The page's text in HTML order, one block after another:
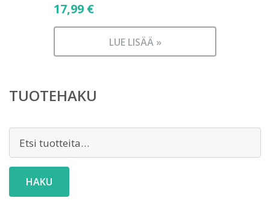
17,99 €
LUE LISÄÄ »
TUOTEHAKU
HAKU